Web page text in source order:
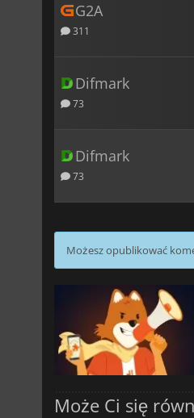
G2A
311
Difmark
73
Difmark
73
Możesz opublikować
Może Ci się